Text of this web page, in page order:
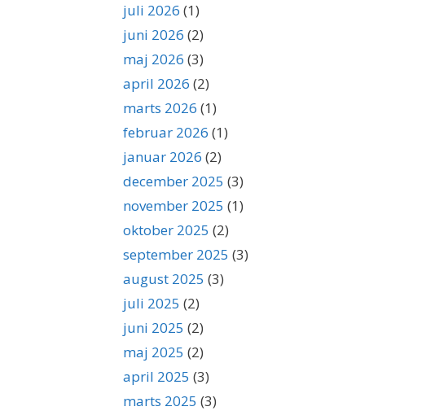
juli 2026 (1)
juni 2026 (2)
maj 2026 (3)
april 2026 (2)
marts 2026 (1)
februar 2026 (1)
januar 2026 (2)
december 2025 (3)
november 2025 (1)
oktober 2025 (2)
september 2025 (3)
august 2025 (3)
juli 2025 (2)
juni 2025 (2)
maj 2025 (2)
april 2025 (3)
marts 2025 (3)